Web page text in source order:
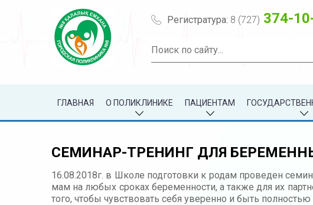
Регистратура: 8 (727) 374-
ГЛАВНАЯ О ПОЛИКЛИНИКЕ ПАЦИЕНТАМ
СЕМИНАР-ТРЕНИНГ ДЛЯ
16.08.2018г. в Школе подготовки к родам проведен
мам на любых сроках беременности, а также для их
того, чтобы чувствовать себя уверенно и быть